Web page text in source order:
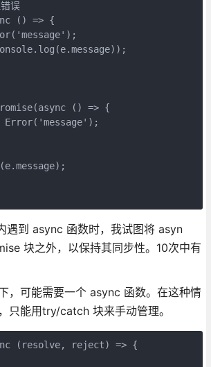
误
() => {
() => {
Error('message');
遇到 async 函数时，我试图将 asyn
块之外，以保持其同步性。10次中有
，可能需要一个 async 函数。在这种情
只能用try/catch 块来手动管理。
(resolve, reject) => {